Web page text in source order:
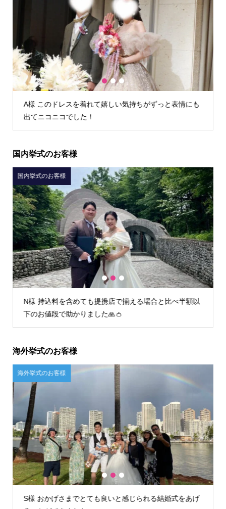
A様 このドレスを着れて嬉しい気持ちがずっと表情にも
出てニコニコでした！
1 2 3
国内挙式のお客様
N様 持込料を含めても提携店で揃える場合と比べ半額以
下のお値段で助かりました🙏👛
国内挙式のお客様
1 2 3
海外挙式のお客様
S様 おかげさまでとても良いと感じられる結婚式をあげ
海外挙式のお客様
1 2 3